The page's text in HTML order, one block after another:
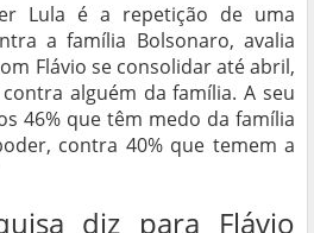
Lula é a repetição de uma
a família Bolsonaro, avalia
Flávio se consolidar até abril,
alguém da família. A seu
46% que têm medo da família
contra 40% que temem a
diz para Flávio